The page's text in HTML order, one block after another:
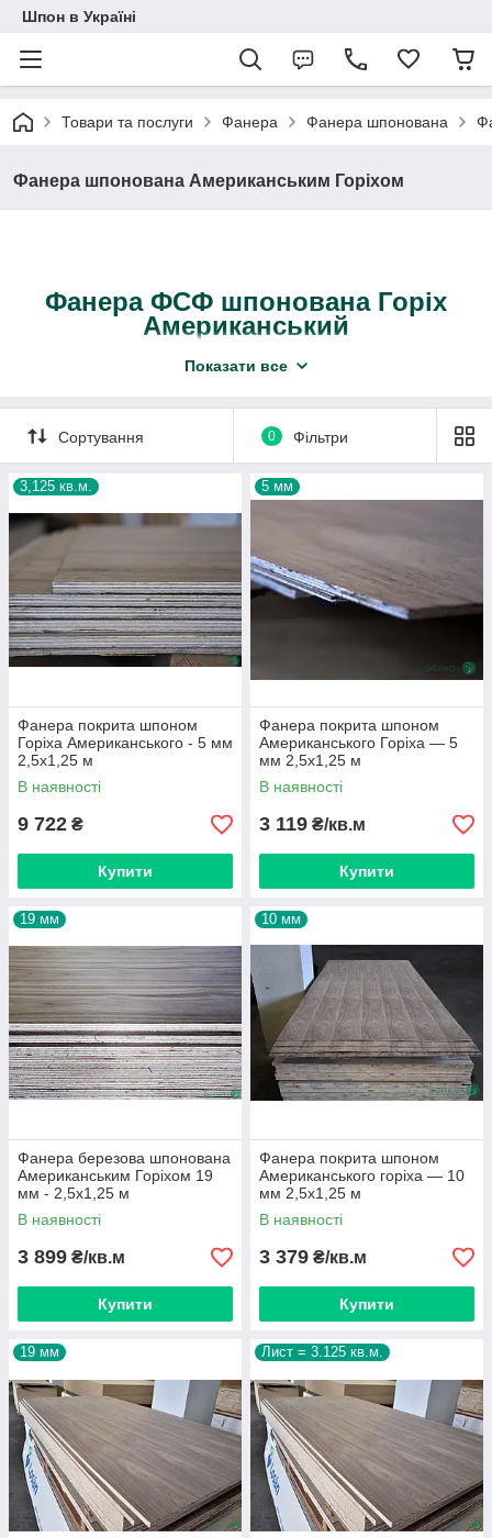
Шпон в Україні
Товари та послуги Фанера Фанера шпонована
Фанера шпонована Американським Горіхом
Фанера ФСФ шпонована Горіх
Американський
Фанера шпонована з двох сторін
відшліфований, що дозволяє відразу інтегрувати
його в житловий простір (наприклад, в якості
стінових перегородок).
Шпонована Фанера ФСФ популярна сировина у
меблевій промисловості.
Використовується
для виготовлення різноманітних меблевих
шафа-купе, кухонна стільниця, кухня, письмовий
стіл і т.д.
Фанера - це відмінний матеріал, який має гарну
практичність у повсякденній експлуатації,
екологічність, довговічність і має великий
асортимент за кольором та оздобленням.
Показати все
Сортування 0 Фільтри
3,125 кв.м.
Фанера покрита шпоном
Горіха Американського - 5 мм
2,5х1,25 м
В наявності
9 722 ₴
Купити
5 мм
Фанера покрита шпоном
Американського Горіха — 5
мм 2,5х1,25 м
В наявності
3 119 ₴/кв.м
Купити
19 мм
Фанера березова шпонована
Американським Горіхом 19
мм - 2,5х1,25 м
В наявності
3 899 ₴/кв.м
Купити
10 мм
Фанера покрита шпоном
Американського горіха — 10
мм 2,5х1,25 м
В наявності
3 379 ₴/кв.м
Купити
19 мм Лист = 3.125 кв.м.